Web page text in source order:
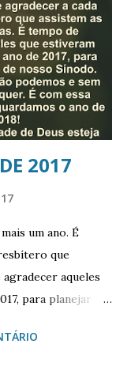
Portanto,
documentos
confecção de
relatórios em
somente o q...
2017
um ano. É
que
aqueles
para planejar o
que aguardamos o
com vocês no